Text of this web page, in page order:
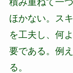
ほかない。ス
を工夫し、何
要である。例
る。